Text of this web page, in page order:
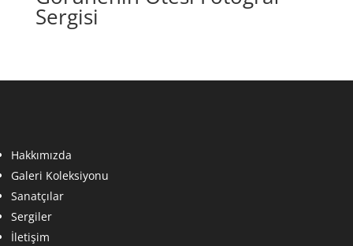
Sergisi
Hakkımızda
Galeri Koleksiyonu
Sanatçılar
Sergiler
İletişim